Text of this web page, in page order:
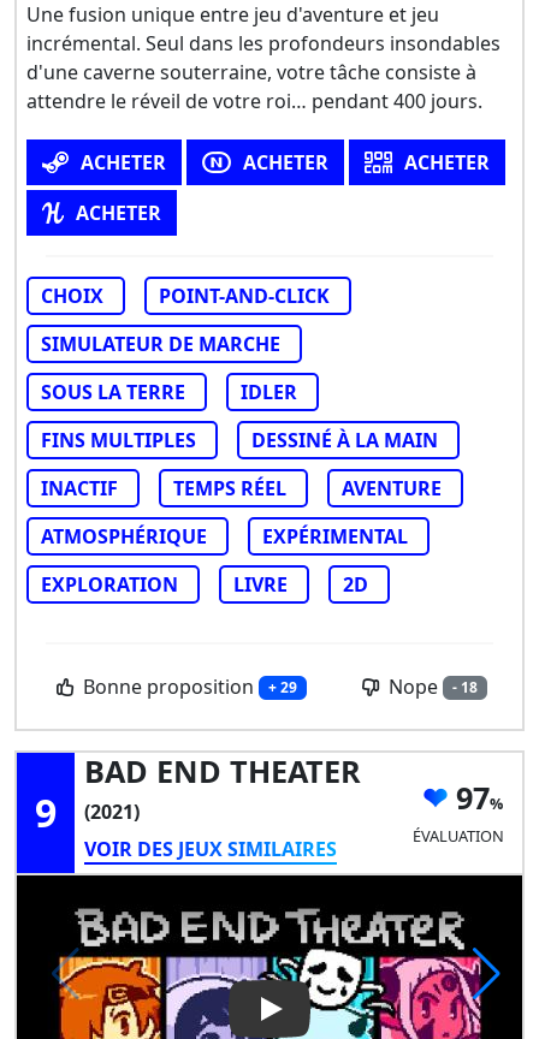
Une fusion unique entre jeu d'aventure et jeu
incrémental. Seul dans les profondeurs insondables
d'une caverne souterraine, votre tâche consiste à
attendre le réveil de votre roi… pendant 400 jours.
ACHETER ACHETER
ACHETER
ACHETER
CHOIX
POINT-AND-CLICK
SIMULATEUR DE MARCHE
SOUS LA TERRE
IDLER
FINS MULTIPLES
DESSINÉ À LA MAIN
INACTIF
TEMPS RÉEL
AVENTURE
ATMOSPHÉRIQUE
EXPÉRIMENTAL
EXPLORATION
LIVRE 2D
Bonne proposition + 29 Nope - 18
9
BAD END THEATER
(2021)
VOIR DES JEUX SIMILAIRES
97
ÉVALUATION
Play Video: BAD END